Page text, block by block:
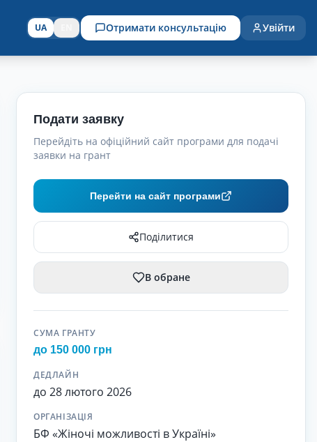
UA Отримати консультацію Увійти
Подати заявку
Перейдіть на офіційний сайт програми для подачі
заявки на грант
Перейти на сайт програми
Поділитися
В обране
СУМА ГРАНТУ
до 150 000 грн
ДЕДЛАЙН
до 28 лютого 2026
ОРГАНІЗАЦІЯ
БФ «Жіночі можливості в Україні»